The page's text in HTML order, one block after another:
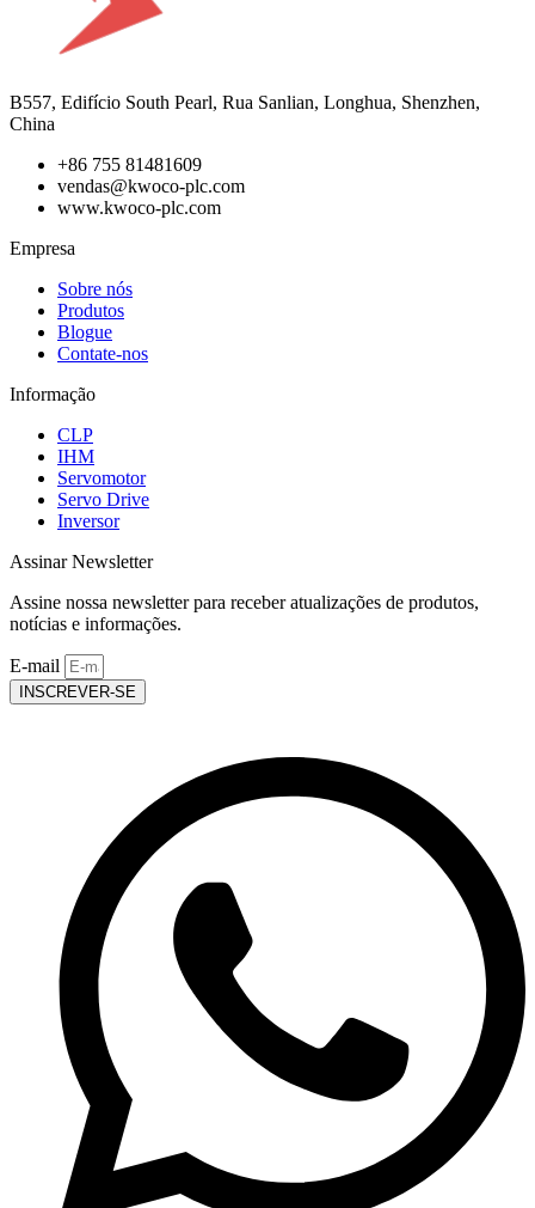
B557, Edifício South Pearl, Rua Sanlian, Longhua, Shenzhen,
China
+86 755 81481609
vendas@kwoco-plc.com
www.kwoco-plc.com
Empresa
Sobre nós
Produtos
Blogue
Contate-nos
Informação
CLP
IHM
Servomotor
Servo Drive
Inversor
Assinar Newsletter
Assine nossa newsletter para receber atualizações de produtos,
notícias e informações.
E-mail
INSCREVER-SE